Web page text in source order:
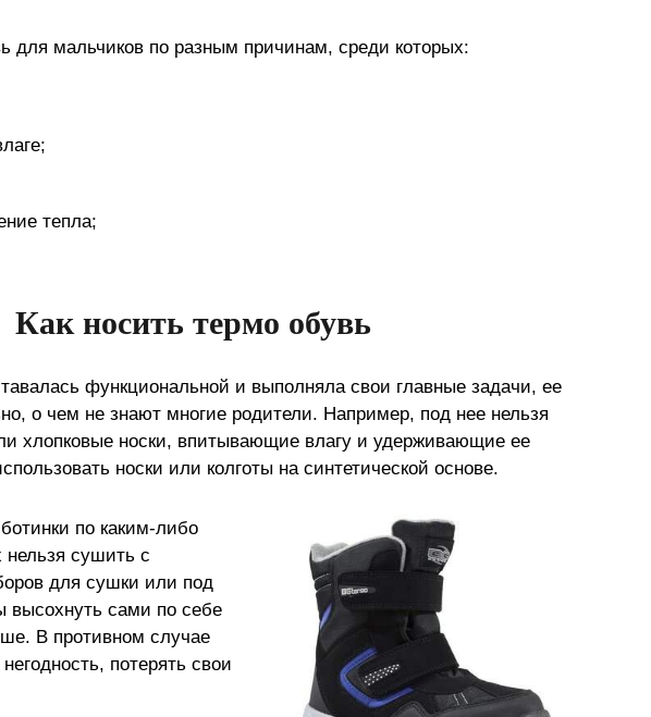
для мальчиков по разным причинам, среди которых:
тепла;
Как носить термо обувь
функциональной и выполняла свои главные задачи, ее
о чем не знают многие родители. Например, под нее нельзя
хлопковые носки, впитывающие влагу и удерживающие ее
носки или колготы на синтетической основе.
по каким-либо
сушить с
для сушки или под
высохнуть сами по себе
В противном случае
потерять свои